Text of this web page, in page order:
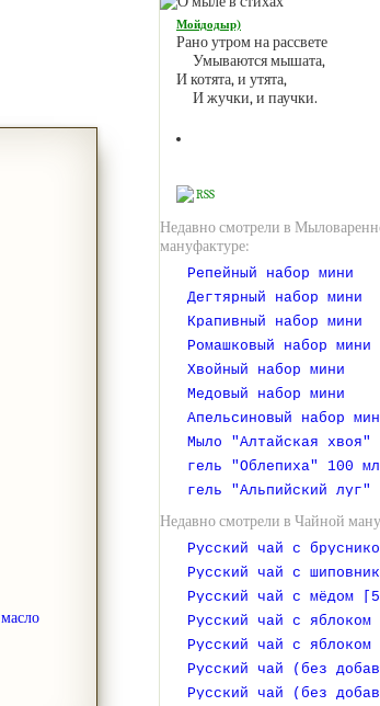
масло
Мойдодыр)
Рано утром на рассвете
Умываются мышата,
И котята, и утята,
И жучки, и паучки.
RSS
Недавно смотрели в
мануфактуре:
Репейный набор мини
Дегтярный набор мини
Крапивный набор мини
Ромашковый набор мини
Хвойный набор мини
Медовый набор мини
Апельсиновый набор
Мыло "Алтайская хвоя"
гель "Облепиха" 100
гель "Альпийский луг"
Недавно смотрели в Чайной
Русский чай с
Русский чай с
Русский чай с мёдом
Русский чай с яблоком
Русский чай с яблоком
Русский чай (без
Русский чай (без